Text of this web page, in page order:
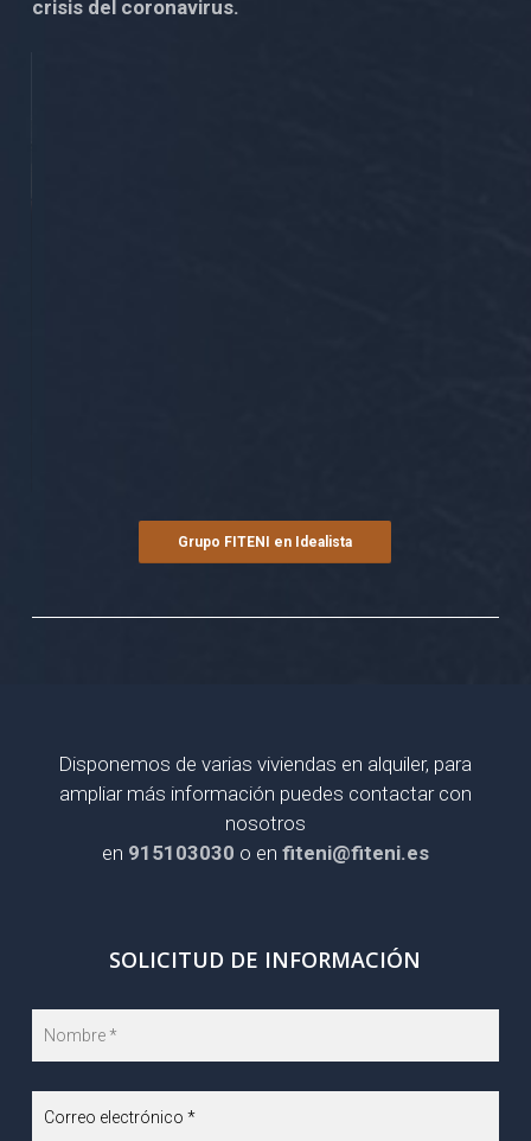
crisis del coronavirus.
Grupo FITENI en Idealista
Disponemos de varias viviendas en alquiler, para
ampliar más información puedes contactar con
nosotros
en 915103030 o en fiteni@fiteni.es
SOLICITUD DE INFORMACIÓN